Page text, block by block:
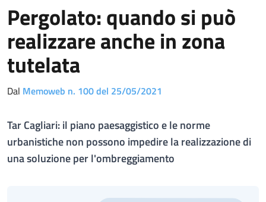
Pergolato: quando si può
realizzare anche in zona
tutelata
Dal Memoweb n. 100 del 25/05/2021
Tar Cagliari: il piano paesaggistico e le norme
urbanistiche non possono impedire la realizzazione di
una soluzione per l'ombreggiamento